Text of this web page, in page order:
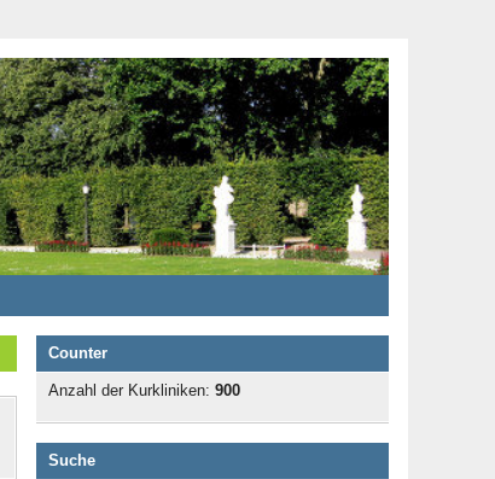
Counter
Anzahl der Kurkliniken: 900
Suche